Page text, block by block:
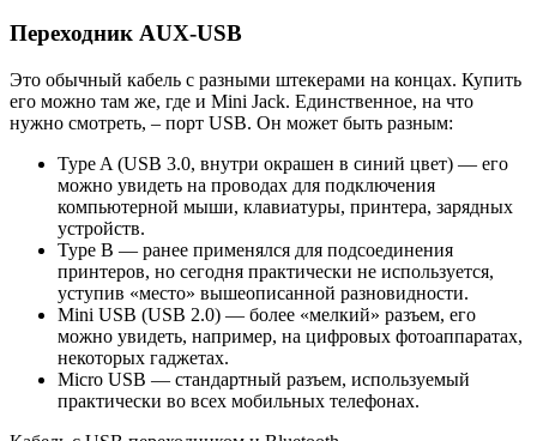
Переходник AUX-USB
Это обычный кабель с разными штекерами на концах. Купить
его можно там же, где и Mini Jack. Единственное, на что
нужно смотреть, – порт USB. Он может быть разным:
Type A (USB 3.0, внутри окрашен в синий цвет) — его
можно увидеть на проводах для подключения
компьютерной мыши, клавиатуры, принтера, зарядных
устройств.
Type В — ранее применялся для подсоединения
принтеров, но сегодня практически не используется,
уступив «место» вышеописанной разновидности.
Mini USB (USB 2.0) — более «мелкий» разъем, его
можно увидеть, например, на цифровых фотоаппаратах,
некоторых гаджетах.
Micro USB — стандартный разъем, используемый
практически во всех мобильных телефонах.